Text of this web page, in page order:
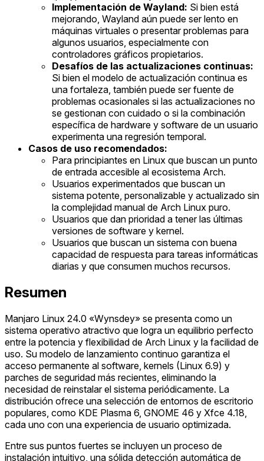
Implementación de Wayland: Si bien está
mejorando, Wayland aún puede ser lento en
máquinas virtuales o presentar problemas para
algunos usuarios, especialmente con
controladores gráficos propietarios.
Desafíos de las actualizaciones continuas:
Si bien el modelo de actualización continua es
una fortaleza, también puede ser fuente de
problemas ocasionales si las actualizaciones no
se gestionan con cuidado o si la combinación
específica de hardware y software de un usuario
experimenta una regresión temporal.
Casos de uso recomendados:
Para principiantes en Linux que buscan un punto
de entrada accesible al ecosistema Arch.
Usuarios experimentados que buscan un
sistema potente, personalizable y actualizado sin
la complejidad manual de Arch Linux puro.
Usuarios que dan prioridad a tener las últimas
versiones de software y kernel.
Usuarios que buscan un sistema con buena
capacidad de respuesta para tareas informáticas
diarias y que consumen muchos recursos.
Resumen
Manjaro Linux 24.0 «Wynsdey» se presenta como un
sistema operativo atractivo que logra un equilibrio perfecto
entre la potencia y flexibilidad de Arch Linux y la facilidad de
uso. Su modelo de lanzamiento continuo garantiza el
acceso permanente al software, kernels (Linux 6.9) y
parches de seguridad más recientes, eliminando la
necesidad de reinstalar el sistema periódicamente. La
distribución ofrece una selección de entornos de escritorio
populares, como KDE Plasma 6, GNOME 46 y Xfce 4.18,
cada uno con una experiencia de usuario optimizada.
Entre sus puntos fuertes se incluyen un proceso de
instalación intuitivo, una sólida detección automática de